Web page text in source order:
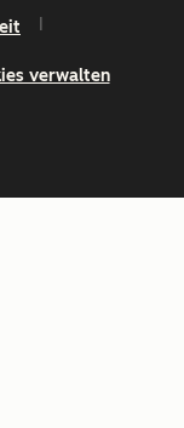
verwalten